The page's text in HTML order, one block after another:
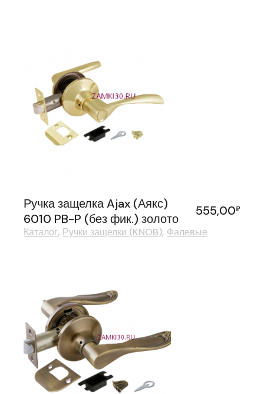
Ручка защелка Ajax (Аякс)
6010 PB-P (без фик.) золото
555,00₽
Каталог Ручки защелки (KNOB) Фалевые